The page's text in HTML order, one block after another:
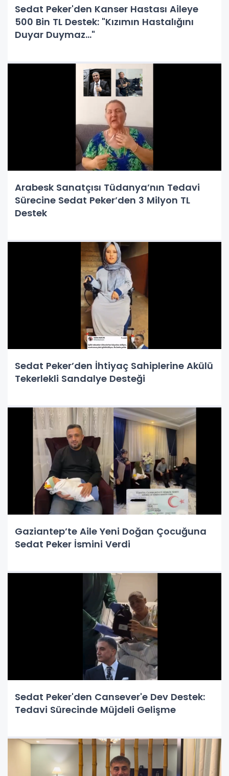
Sedat Peker'den Kanser Hastası Aileye
500 Bin TL Destek: "Kızımın Hastalığını
Duyar Duymaz..."
Arabesk Sanatçısı Tüdanya’nın Tedavi
Sürecine Sedat Peker’den 3 Milyon TL
Destek
Sedat Peker’den İhtiyaç Sahiplerine Akülü
Tekerlekli Sandalye Desteği
Gaziantep’te Aile Yeni Doğan Çocuğuna
Sedat Peker İsmini Verdi
Sedat Peker'den Cansever'e Dev Destek:
Tedavi Sürecinde Müjdeli Gelişme